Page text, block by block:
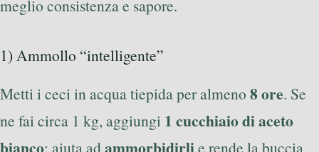
meglio consistenza e sapore.
1) Ammollo “intelligente”
Metti i ceci in acqua tiepida per almeno 8 ore. Se
ne fai circa 1 kg, aggiungi 1 cucchiaio di aceto
: aiuta ad
e rende la buccia